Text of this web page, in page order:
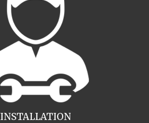
INSTALLATION